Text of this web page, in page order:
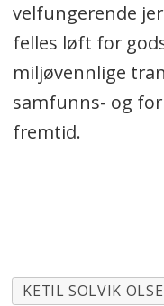
velfungerende
felles løft for
miljøvennlige
samfunns- og
fremtid.
KETIL SOLVIK